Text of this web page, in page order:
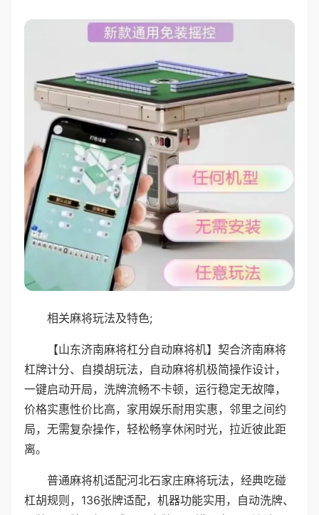
相关麻将玩法及特色;
【山东济南麻将杠分自动麻将机】契合济南麻将
杠牌计分、自摸胡玩法，自动麻将机极简操作设计，
一键启动开局，洗牌流畅不卡顿，运行稳定无故障，
价格实惠性价比高，家用娱乐耐用实惠，邻里之间约
局，无需复杂操作，轻松畅享休闲时光，拉近彼此距
离。
普通麻将机适配河北石家庄麻将玩法，经典吃碰
杠胡规则，136张牌适配，机器功能实用，自动洗牌、